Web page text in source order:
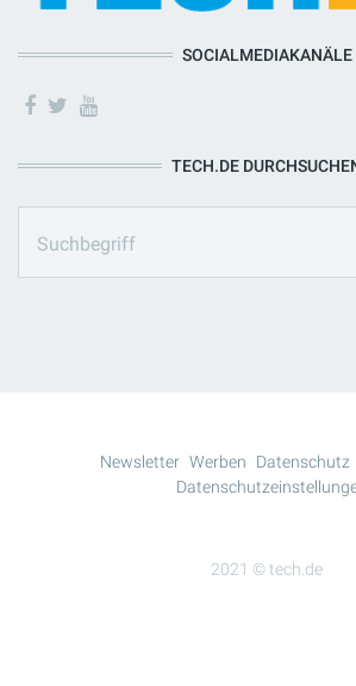
SOCIALMEDIAKANÄLE
TECH.DE
2021 © tech.de
Newsletter Werben Datenschutz